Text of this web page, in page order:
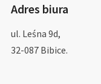
Adres biura
ul. Leśna 9d,
32-087 Bibice.